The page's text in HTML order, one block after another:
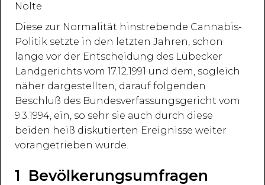
Nolte
Diese zur Normalität hinstrebende Cannabis-
Politik setzte in den letzten Jahren, schon
lange vor der Entscheidung des Lübecker
Landgerichts vom 17.12.1991 und dem, sogleich
näher dargestellten, darauf folgenden
Beschluß des Bundesverfassungsgericht vom
9.3.1994, ein, so sehr sie auch durch diese
beiden heiß diskutierten Ereignisse weiter
vorangetrieben wurde.
1 Bevölkerungsumfragen